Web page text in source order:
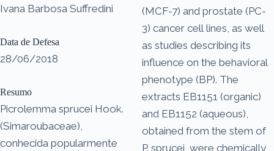
Ivana Barbosa Suffredini
Data de Defesa
28/06/2018
Resumo
Picrolemma sprucei Hook.
(Simaroubaceae),
conhecida popularmente
(MCF-7) and prostate (PC-
3) cancer cell lines, as well
as studies describing its
influence on the behavioral
phenotype (BP). The
extracts EB1151 (organic)
and EB1152 (aqueous),
obtained from the stem of
P. sprucei, were chemically